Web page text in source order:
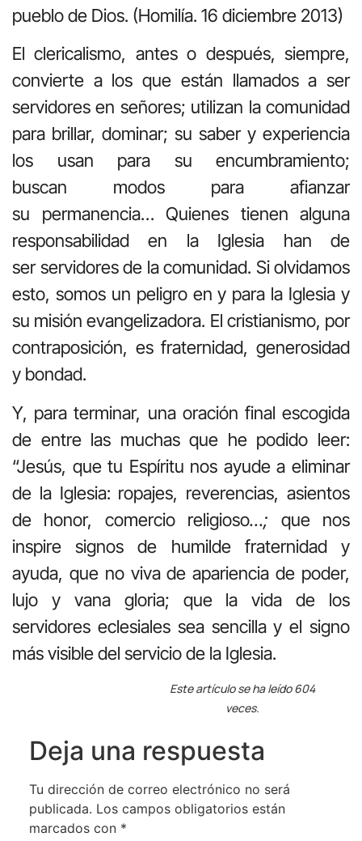
pueblo de Dios. (Homilía. 16 diciembre 2013)
El clericalismo, antes o después, siempre,
convierte a los que están llamados a ser
servidores en señores; utilizan la comunidad
para brillar, dominar; su saber y experiencia
los usan para su encumbramiento;
buscan modos para afianzar
su permanencia… Quienes tienen alguna
responsabilidad en la Iglesia han de
ser servidores de la comunidad. Si olvidamos
esto, somos un peligro en y para la Iglesia y
su misión evangelizadora. El cristianismo, por
contraposición, es fraternidad, generosidad
y bondad.
Y, para terminar, una oración final escogida
de entre las muchas que he podido leer:
“Jesús, que tu Espíritu nos ayude a eliminar
de la Iglesia: ropajes, reverencias, asientos
de honor, comercio religioso…; que nos
inspire signos de humilde fraternidad y
ayuda, que no viva de apariencia de poder,
lujo y vana gloria; que la vida de los
servidores eclesiales sea sencilla y el signo
más visible del servicio de la Iglesia.
Este artículo se ha leído 604
veces.
Deja una respuesta
Tu dirección de correo electrónico no será
publicada. Los campos obligatorios están
marcados con *